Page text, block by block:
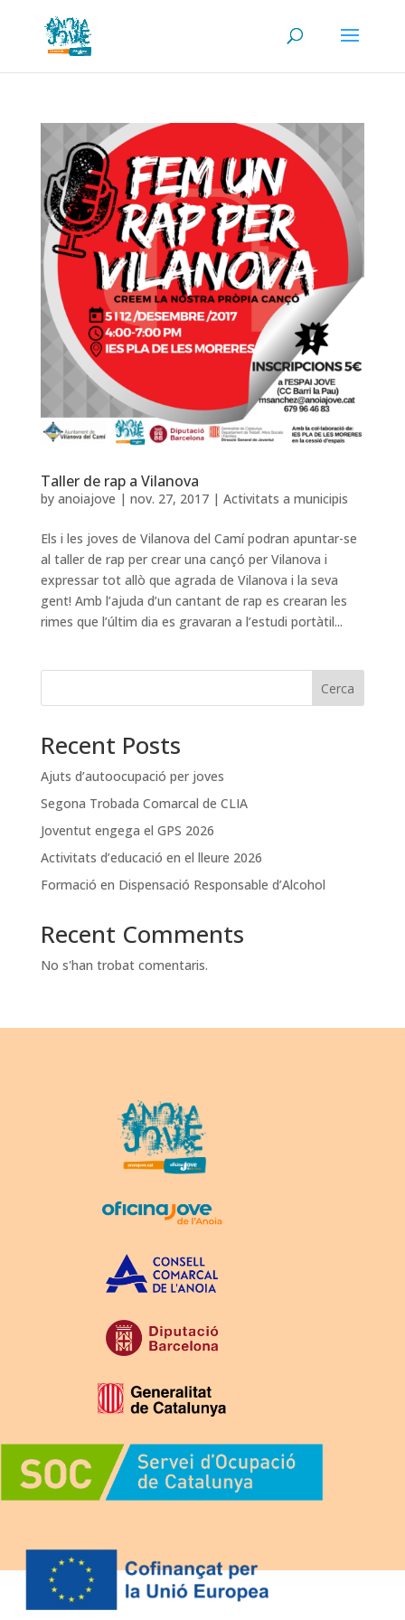
Taller de rap a Vilanova
by anoiajove | nov. 27, 2017| Activitats a municipis
Els i les joves de Vilanova del Camí podran apuntar-se
al taller de rap per crear una cançó per Vilanova i
expressar tot allò que agrada de Vilanova i la seva
gent! Amb l’ajuda d’un cantant de rap es crearan les
rimes que l’últim dia es gravaran a l’estudi portàtil...
Cerca
Recent Posts
Ajuts d’autoocupació per joves
Segona Trobada Comarcal de CLIA
Joventut engega el GPS 2026
Activitats d’educació en el lleure 2026
Formació en Dispensació Responsable d’Alcohol
Recent Comments
No s'han trobat comentaris.